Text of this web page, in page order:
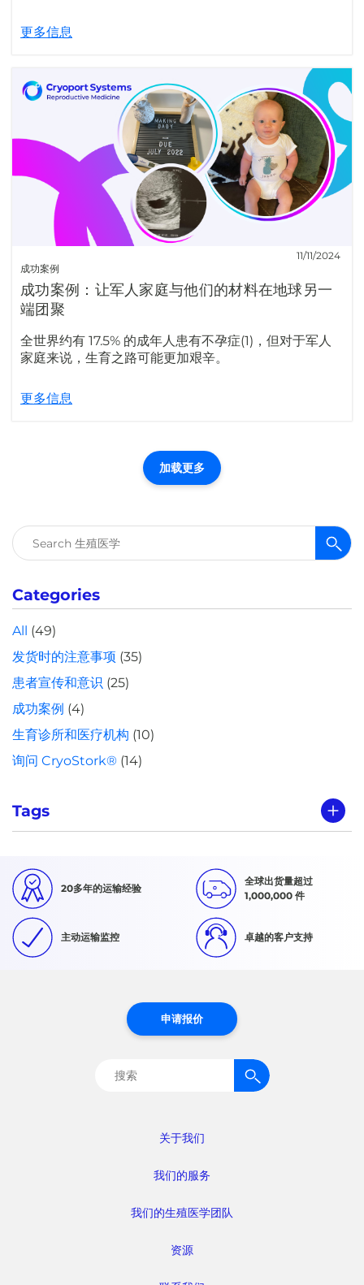
更多信息
成功案例
11/11/2024
成功案例：让军人家庭与他们的材料在地球另一
端团聚
全世界约有 17.5% 的成年人患有不孕症(1)，但对于军人
家庭来说，生育之路可能更加艰辛。
更多信息
加载更多
搜
索：
Categories
All (49)
发货时的注意事项 (35)
患者宣传和意识 (25)
成功案例 (4)
生育诊所和医疗机构 (10)
询问 CryoStork® (14)
Tags
20多年的运输经验
全球出货量超过
1,000,000 件
主动运输监控 卓越的客户支持
关于我们
我们的服务
我们的生殖医学团队
资源
申请报价
搜